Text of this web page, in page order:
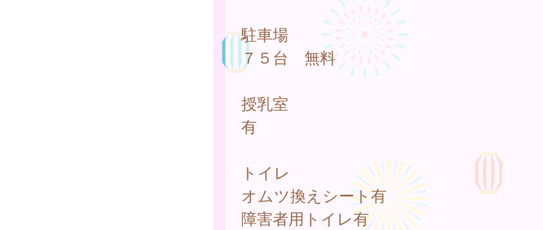
駐車場
７５台 無料
授乳室
有
トイレ
オムツ換えシート有
障害者用トイレ有